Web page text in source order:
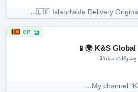
🇱🇰 Islandwide Delivery Original
K&S Global
وشركات ناشئة
My channel